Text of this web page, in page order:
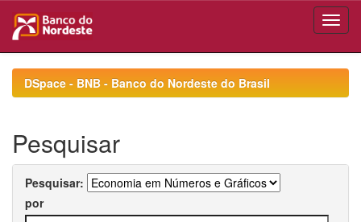
navigationDSpace - BNB - Banco do Nordeste do Brasil
Pesquisar
Pesquisar:
por